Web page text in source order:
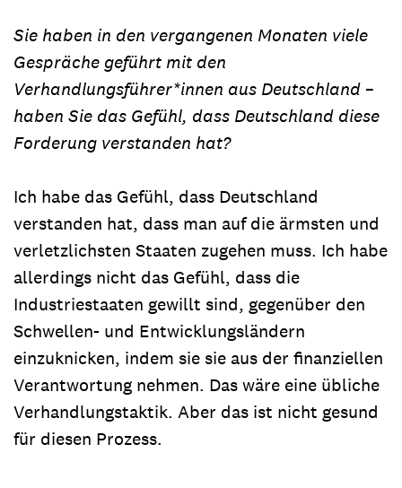
Sie haben in den vergangenen Monaten viele
Gespräche geführt mit den
Verhandlungsführer*innen aus Deutschland –
haben Sie das Gefühl, dass Deutschland diese
Forderung verstanden hat?
Ich habe das Gefühl, dass Deutschland
verstanden hat, dass man auf die ärmsten und
verletzlichsten Staaten zugehen muss. Ich habe
allerdings nicht das Gefühl, dass die
Industriestaaten gewillt sind, gegenüber den
Schwellen- und Entwicklungsländern
einzuknicken, indem sie sie aus der finanziellen
Verantwortung nehmen. Das wäre eine übliche
Verhandlungstaktik. Aber das ist nicht gesund
für diesen Prozess.